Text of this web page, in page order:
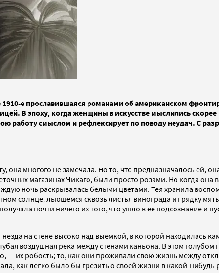
е прославившаяся романами об американском
В эпоху, когда женщины в искусстве мыслились
работу смыслом и рефлексирует по поводу неудач. С
многого не замечала. Но то, что предназначалось ей,
магазинах Чикаго, были просто розами. Но когда
ночь раскрывалась белыми цветами. Тея хранила
солнце, льющемся сквозь листья винограда и грядку
почти ничего из того, что ушло в ее подсознание и
на стене высоко над выемкой, в которой находилась
воздушная река между стенами каньона. В этом
— их робость; то, как они проживали свою жизнь между
как легко было бы грезить о своей жизни в какой-